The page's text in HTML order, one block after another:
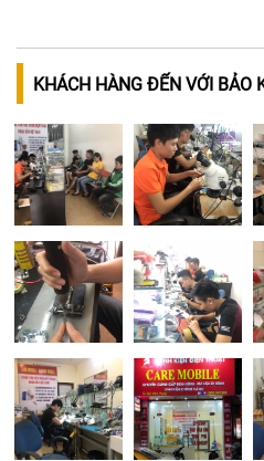
KHÁCH HÀNG ĐẾN VỚI BẢO